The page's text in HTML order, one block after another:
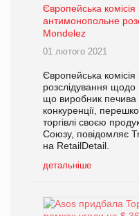
Європейська комісія
антимонопольне
Mondelez
01 лютого 2021
Європейська комісія
розслідування
що виробник
конкуренції,
торгівлі своєю
Союзу, повідомляє
на RetailDetail.
детальніше